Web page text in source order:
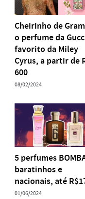
Cheirinho de
o perfume da
favorito da Miley
Cyrus, a partir de
600
08/02/2024
5 perfumes
baratinhos e
nacionais, até
01/06/2024